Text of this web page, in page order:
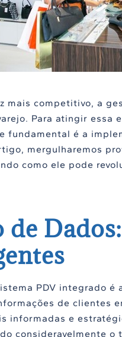
mais competitivo, a
Para atingir
fundamental é a
mergulharemos
como ele pode
PDV integrado
de clientes
informadas e
consideravelmente